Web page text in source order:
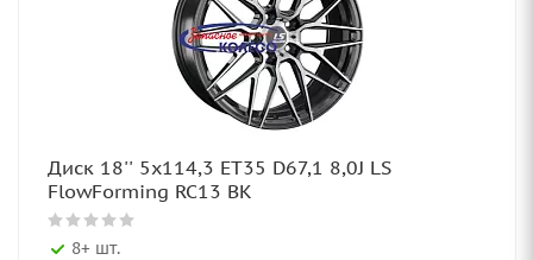
Диск 18'' 5x114,3 ET35 D67,1 8,0J LS
FlowForming RC13 BK
8+ шт.